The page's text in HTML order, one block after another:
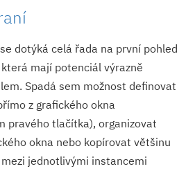
dotýká celá řada na první pohled
mají potenciál výrazně
Spadá sem možnost definovat
z grafického okna
pravého tlačítka), organizovat
okna nebo kopírovat většinu
jednotlivými instancemi